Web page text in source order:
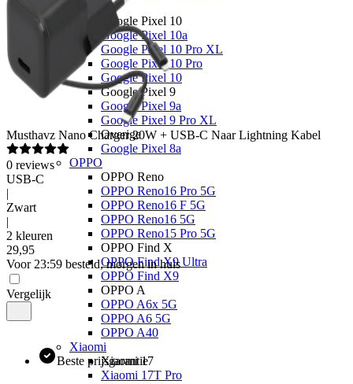
Google Pixel 10
Google Pixel 10a
Google Pixel 10 Pro XL
Google Pixel 10 Pro
Google Pixel 10
Google Pixel 9
Google Pixel 9a
Google Pixel 9 Pro XL
Overige
Google Pixel 8a
OPPO
OPPO Reno
OPPO Reno16 Pro 5G
OPPO Reno16 F 5G
OPPO Reno16 5G
OPPO Reno15 Pro 5G
OPPO Find X
OPPO Find X9 Ultra
OPPO Find X9
OPPO A
OPPO A6x 5G
OPPO A6 5G
OPPO A40
Xiaomi
Xiaomi 17
Xiaomi 17T Pro
Musthavz Nano Charger 20W + USB-C Naar Lightning Kabel
0 reviews
USB-C
|
Zwart
|
2 kleuren
29,95
Voor 23:59 besteld, morgen in huis
Vergelijk
Beste prijsgarantie